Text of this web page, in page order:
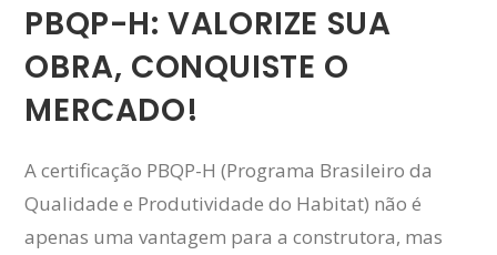
PBQP-H: VALORIZE SUA
OBRA, CONQUISTE O
MERCADO!
A certificação PBQP-H (Programa Brasileiro da
Qualidade e Produtividade do Habitat) não é
apenas uma vantagem para a construtora, mas